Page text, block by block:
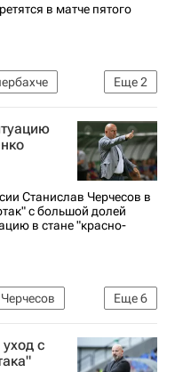
в матче пятого
Еще2
Станислав Черчесов в
с большой долей
в стане "красно-
Еще6
с